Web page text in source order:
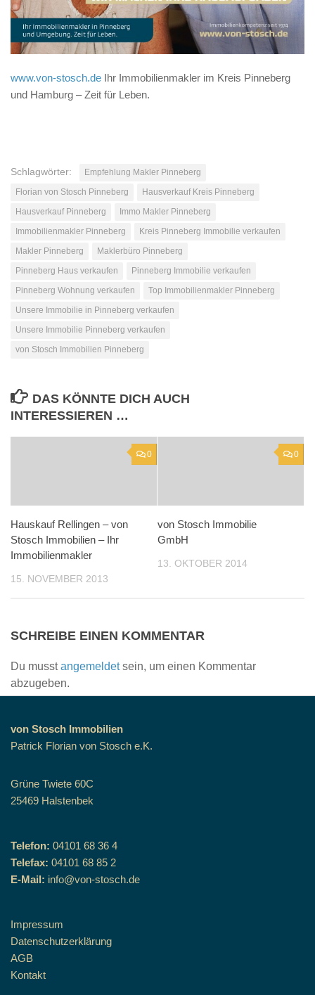
www.von-stosch.de Ihr Immobilienmakler im Kreis Pinneberg
und Hamburg – Zeit für Leben.
Schlagwörter:
Empfehlung Makler Pinneberg
Florian von Stosch Pinneberg
Hausverkauf Kreis Pinneberg
Hausverkauf Pinneberg
Immo Makler Pinneberg
Immobilienmakler Pinneberg
Kreis Pinneberg Immobilie verkaufen
Makler Pinneberg
Maklerbüro Pinneberg
Pinneberg Haus verkaufen
Pinneberg Immobilie verkaufen
Pinneberg Wohnung verkaufen
Top Immobilienmakler Pinneberg
Unsere Immobilie in Pinneberg verkaufen
Unsere Immobilie Pinneberg verkaufen
von Stosch Immobilien Pinneberg
DAS KÖNNTE DICH AUCH
INTERESSIEREN …
0
Hauskauf Rellingen – von
Stosch Immobilien – Ihr
Immobilienmakler
15. NOVEMBER 2013
0
von Stosch Immobilie
GmbH
13. OKTOBER 2014
SCHREIBE EINEN KOMMENTAR
Du musstangemeldetsein, um einen Kommentar
abzugeben.
von Stosch Immobilien
Patrick Florian von Stosch e.K.
Grüne Twiete 60C
25469 Halstenbek
Telefon: 04101 68 36 4
Telefax: 04101 68 85 2
E-Mail: info@von-stosch.de
Impressum
Datenschutzerklärung
AGB
Kontakt